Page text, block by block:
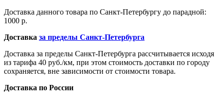
Доставка данного товара по Санкт-Петербургу до парадной:
1000 р.
Доставка за пределы Санкт-Петербурга
Доставка за пределы Санкт-Петербурга рассчитывается исходя
из тарифа 40 руб./км, при этом стоимость доставки по городу
сохраняется, вне зависимости от стоимости товара.
Доставка по России